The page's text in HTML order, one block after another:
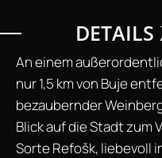
DETAILS
An einem
nur 1,5 km von Buje
bezaubernder
Blick auf die Stadt zum
Sorte Refošk, liebevoll